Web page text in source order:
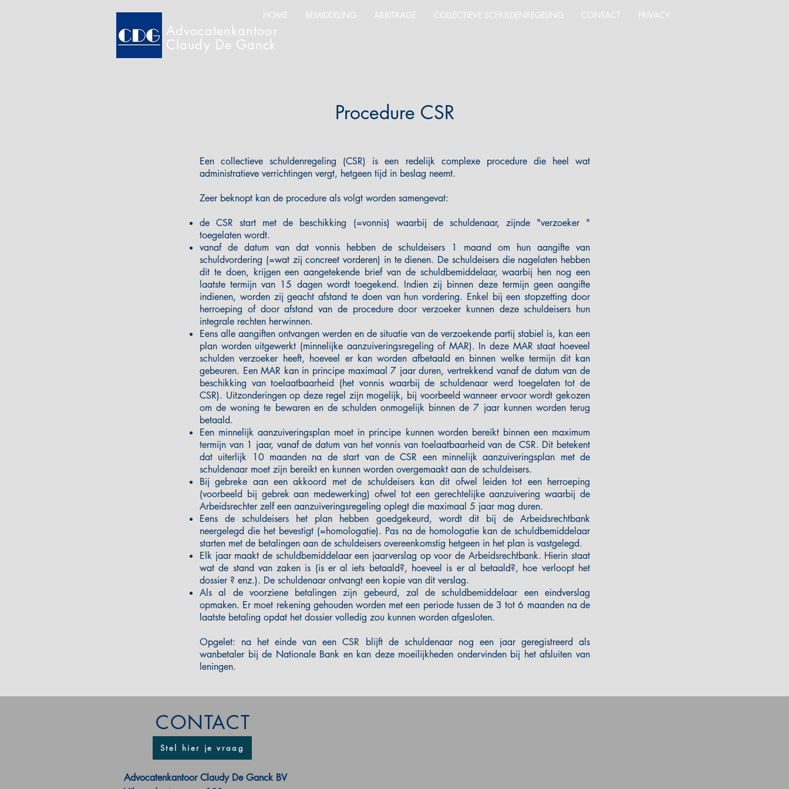
HOME BEMIDDELING ARBITRAGE COLLECTIEVE SCHULDENREGELING CONTACT PRIVACY
Advocatenkantoor
Claudy De Ganck
Procedure CSR
Een collectieve schuldenregeling (CSR) is een redelijk complexe procedure die heel wat
administratieve verrichtingen vergt, hetgeen tijd in beslag neemt.
Zeer beknopt kan de procedure als volgt worden samengevat:
de CSR start met de beschikking (=vonnis) waarbij de schuldenaar, zijnde "verzoeker "
toegelaten wordt.
vanaf de datum van dat vonnis hebben de schuldeisers 1 maand om hun aangifte van
schuldvordering (=wat zij concreet vorderen) in te dienen. De schuldeisers die nagelaten hebben
dit te doen, krijgen een aangetekende brief van de schuldbemiddelaar, waarbij hen nog een
laatste termijn van 15 dagen wordt toegekend. Indien zij binnen deze termijn geen aangifte
indienen, worden zij geacht afstand te doen van hun vordering. Enkel bij een stopzetting door
herroeping of door afstand van de procedure door verzoeker kunnen deze schuldeisers hun
integrale rechten herwinnen.
Eens alle aangiften ontvangen werden en de situatie van de verzoekende partij stabiel is, kan een
plan worden uitgewerkt (minnelijke aanzuiveringsregeling of MAR). In deze MAR staat hoeveel
schulden verzoeker heeft, hoeveel er kan worden afbetaald en binnen welke termijn dit kan
gebeuren. Een MAR kan in principe maximaal 7 jaar duren, vertrekkend vanaf de datum van de
beschikking van toelaatbaarheid (het vonnis waarbij de schuldenaar werd toegelaten tot de
CSR). Uitzonderingen op deze regel zijn mogelijk, bij voorbeeld wanneer ervoor wordt gekozen
om de woning te bewaren en de schulden onmogelijk binnen de 7 jaar kunnen worden terug
betaald.
Een minnelijk aanzuiveringsplan moet in principe kunnen worden bereikt binnen een maximum
termijn van 1 jaar, vanaf de datum van het vonnis van toelaatbaarheid van de CSR. Dit betekent
dat uiterlijk 10 maanden na de start van de CSR een minnelijk aanzuiveringsplan met de
schuldenaar moet zijn bereikt en kunnen worden overgemaakt aan de schuldeisers.
Bij gebreke aan een akkoord met de schuldeisers kan dit ofwel leiden tot een herroeping
(voorbeeld bij gebrek aan medewerking) ofwel tot een gerechtelijke aanzuivering waarbij de
Arbeidsrechter zelf een aanzuiveringsregeling oplegt die maximaal 5 jaar mag duren.
Eens de schuldeisers het plan hebben goedgekeurd, wordt dit bij de Arbeidsrechtbank
neergelegd die het bevestigt (=homologatie). Pas na de homologatie kan de schuldbemiddelaar
starten met de betalingen aan de schuldeisers overeenkomstig hetgeen in het plan is vastgelegd.
Elk jaar maakt de schuldbemiddelaar een jaarverslag op voor de Arbeidsrechtbank. Hierin staat
wat de stand van zaken is (is er al iets betaald?, hoeveel is er al betaald?, hoe verloopt het
dossier ? enz.). De schuldenaar ontvangt een kopie van dit verslag.
Als al de voorziene betalingen zijn gebeurd, zal de schuldbemiddelaar een eindverslag
opmaken. Er moet rekening gehouden worden met een periode tussen de 3 tot 6 maanden na de
laatste betaling opdat het dossier volledig zou kunnen worden afgesloten.
Opgelet: na het einde van een CSR blijft de schuldenaar nog een jaar geregistreerd als
wanbetaler bij de Nationale Bank en kan deze moeilijkheden ondervinden bij het afsluiten van
leningen.
CONTACT
Advocatenkantoor Claudy De Ganck BV
Stel hier je vraag